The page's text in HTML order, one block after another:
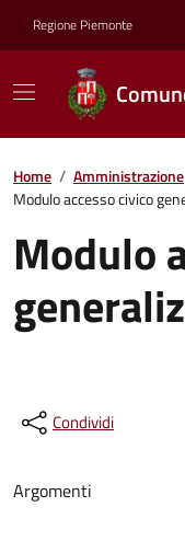
Regione Piemonte
Home / Amministrazione
Modulo accesso civico
Modulo
Condividi
Argomenti